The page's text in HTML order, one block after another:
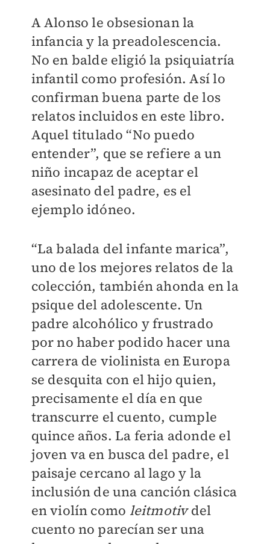
A Alonso le obsesionan la
infancia y la preadolescencia.
No en balde eligió la psiquiatría
infantil como profesión. Así lo
confirman buena parte de los
relatos incluidos en este libro.
Aquel titulado “No puedo
entender”, que se refiere a un
niño incapaz de aceptar el
asesinato del padre, es el
ejemplo idóneo.
“La balada del infante marica”,
uno de los mejores relatos de la
colección, también ahonda en la
psique del adolescente. Un
padre alcohólico y frustrado
por no haber podido hacer una
carrera de violinista en Europa
se desquita con el hijo quien,
precisamente el día en que
transcurre el cuento, cumple
quince años. La feria adonde el
joven va en busca del padre, el
paisaje cercano al lago y la
inclusión de una canción clásica
en violín como leitmotivdel
cuento no parecían ser una